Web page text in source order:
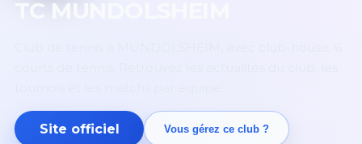
TC MUNDOLSHEIM
Site officiel Vous gérez ce club ?